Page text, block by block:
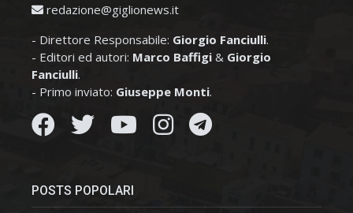
redazione@giglionews.it
- Direttore Responsabile: Giorgio Fanciulli.
- Editori ed autori: Marco Baffigi & Giorgio
Fanciulli.
- Primo inviato: Giuseppe Monti.
POSTS POPOLARI